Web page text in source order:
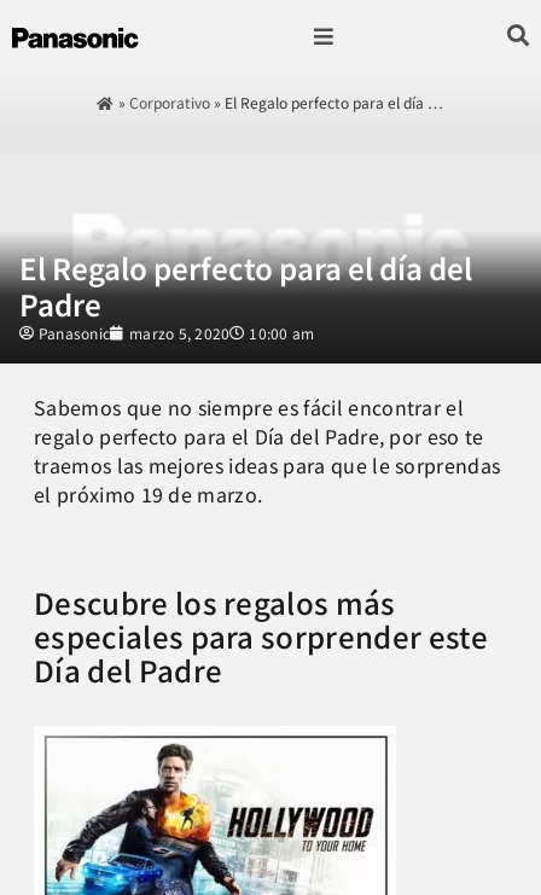
»Corporativo» El Regalo perfecto para el día …
El Regalo perfecto para el día del
Padre
Panasonic marzo 5, 2020 10:00 am
Sabemos que no siempre es fácil encontrar el
regalo perfecto para el Día del Padre, por eso te
traemos las mejores ideas para que le sorprendas
el próximo 19 de marzo.
Descubre los regalos más
especiales para sorprender este
Día del Padre